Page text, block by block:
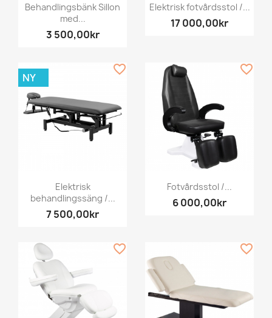
Behandlingsbänk Sillon
med...
3 500,00kr
Elektrisk fotvårdsstol /...
17 000,00kr
Elektrisk
behandlingssäng /...
7 500,00kr
NY
favorite_border
Fotvårdsstol /...
6 000,00kr
favorite_border
favorite_border favorite_border